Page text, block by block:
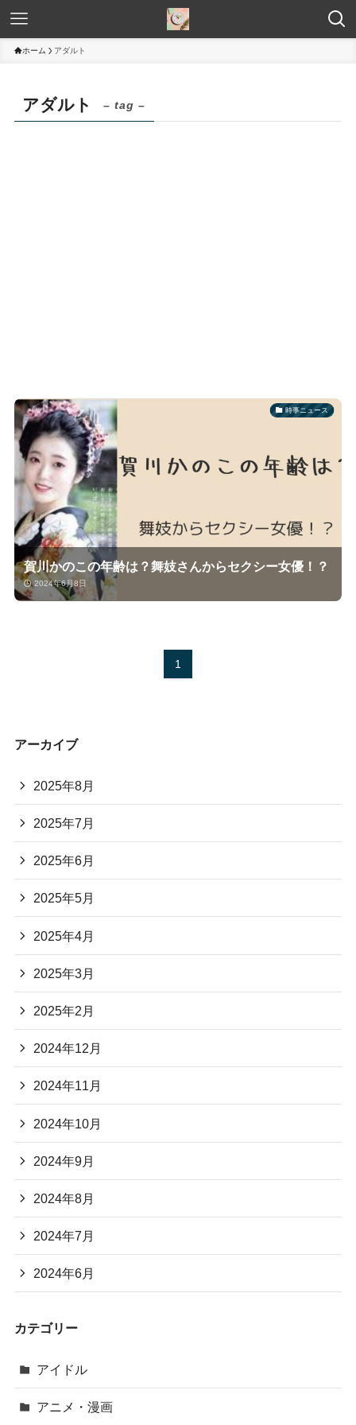
ホーム アダルト
アダルト – tag –
時事ニュース
賀川かのこの年齢は？舞妓さんからセクシー女優！？
2024年6月8日
1
アーカイブ
2025年8月
2025年7月
2025年6月
2025年5月
2025年4月
2025年3月
2025年2月
2024年12月
2024年11月
2024年10月
2024年9月
2024年8月
2024年7月
2024年6月
カテゴリー
アイドル
アニメ・漫画